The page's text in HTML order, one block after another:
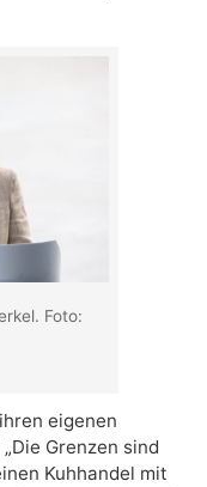
Foto:
eigenen
Grenzen sind
Kuhhandel mit